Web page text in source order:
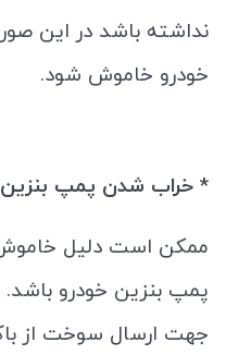
نداشته باشد در این
خودرو خاموش شود.
* خراب شدن پمپ بنزین
ممکن است دلیل
پمپ بنزین خودرو
جهت ارسال سوخت از